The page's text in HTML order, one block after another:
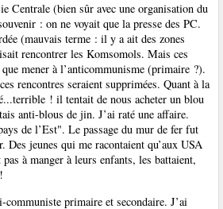
Centrale (bien sûr avec une organisation du
: on ne voyait que la presse des PC.
(mauvais terme : il y a ait des zones
rencontrer les Komsomols. Mais ces
mener à l’anticommunisme (primaire ?).
rencontres seraient supprimées. Quant à la
! il tentait de nous acheter un blou
anti-blous de jin. J’ai raté une affaire.
de l’Est". Le passage du mur de fer fut
Des jeunes qui me racontaient qu’aux USA
à manger à leurs enfants, les battaient,
communiste primaire et secondaire. J’ai